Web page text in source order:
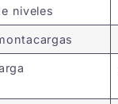
niveles